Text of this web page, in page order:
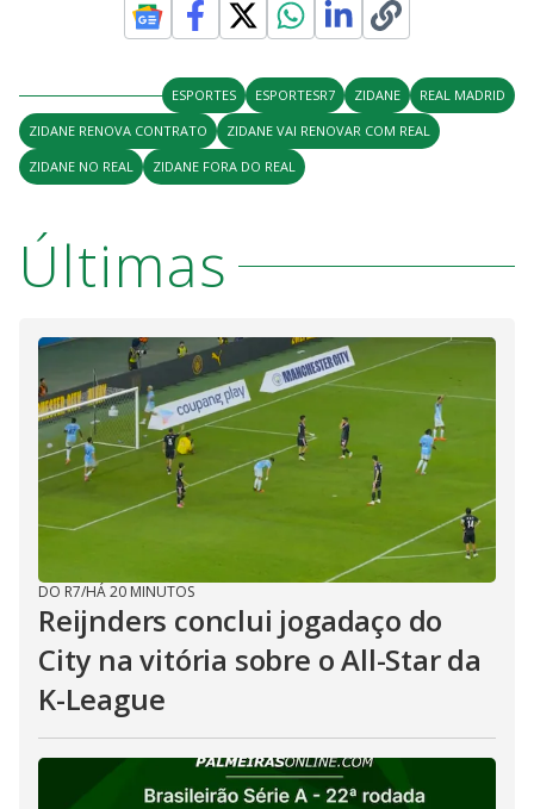
ESPORTES ESPORTESR7 ZIDANE
REAL MADRID
ZIDANE RENOVA CONTRATO
ZIDANE VAI RENOVAR COM REAL
ZIDANE NO REAL
ZIDANE FORA DO REAL
Últimas
DO R7/HÁ 20 MINUTOS
Reijnders conclui jogadaço do
City na vitória sobre o All-Star da
K-League